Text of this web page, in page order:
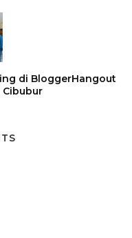
di BloggerHangout
Cibubur